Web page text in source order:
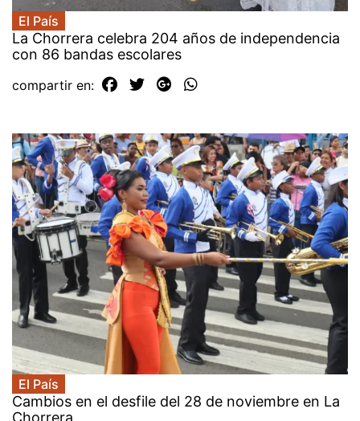
El País
La Chorrera celebra 204 años de independencia
con 86 bandas escolares
compartir en:
El País
Cambios en el desfile del 28 de noviembre en La
Chorrera